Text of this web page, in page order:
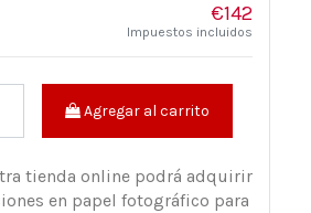
€142
Impuestos incluidos
Agregar al carrito
tienda online podrá adquirir
en papel fotográfico para